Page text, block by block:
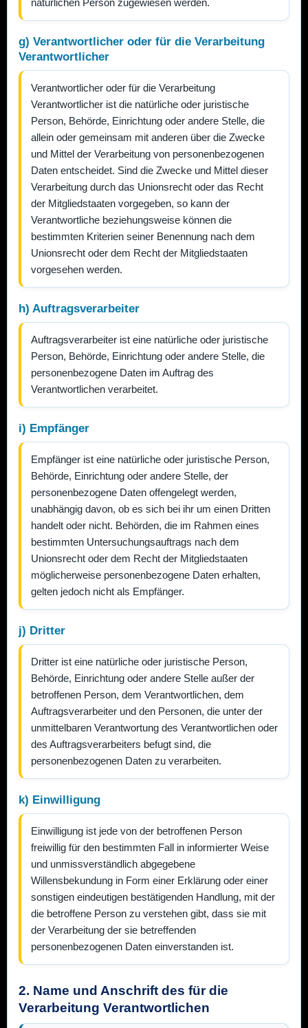
natürlichen Person zugewiesen werden.
g) Verantwortlicher oder für die Verarbeitung
Verantwortlicher
Verantwortlicher oder für die Verarbeitung
Verantwortlicher ist die natürliche oder juristische
Person, Behörde, Einrichtung oder andere Stelle, die
allein oder gemeinsam mit anderen über die Zwecke
und Mittel der Verarbeitung von personenbezogenen
Daten entscheidet. Sind die Zwecke und Mittel dieser
Verarbeitung durch das Unionsrecht oder das Recht
der Mitgliedstaaten vorgegeben, so kann der
Verantwortliche beziehungsweise können die
bestimmten Kriterien seiner Benennung nach dem
Unionsrecht oder dem Recht der Mitgliedstaaten
vorgesehen werden.
h) Auftragsverarbeiter
Auftragsverarbeiter ist eine natürliche oder juristische
Person, Behörde, Einrichtung oder andere Stelle, die
personenbezogene Daten im Auftrag des
Verantwortlichen verarbeitet.
i) Empfänger
Empfänger ist eine natürliche oder juristische Person,
Behörde, Einrichtung oder andere Stelle, der
personenbezogene Daten offengelegt werden,
unabhängig davon, ob es sich bei ihr um einen Dritten
handelt oder nicht. Behörden, die im Rahmen eines
bestimmten Untersuchungsauftrags nach dem
Unionsrecht oder dem Recht der Mitgliedstaaten
möglicherweise personenbezogene Daten erhalten,
gelten jedoch nicht als Empfänger.
j) Dritter
Dritter ist eine natürliche oder juristische Person,
Behörde, Einrichtung oder andere Stelle außer der
betroffenen Person, dem Verantwortlichen, dem
Auftragsverarbeiter und den Personen, die unter der
unmittelbaren Verantwortung des Verantwortlichen oder
des Auftragsverarbeiters befugt sind, die
personenbezogenen Daten zu verarbeiten.
k) Einwilligung
Einwilligung ist jede von der betroffenen Person
freiwillig für den bestimmten Fall in informierter Weise
und unmissverständlich abgegebene
Willensbekundung in Form einer Erklärung oder einer
sonstigen eindeutigen bestätigenden Handlung, mit der
die betroffene Person zu verstehen gibt, dass sie mit
der Verarbeitung der sie betreffenden
personenbezogenen Daten einverstanden ist.
2. Name und Anschrift des für die
Verarbeitung Verantwortlichen